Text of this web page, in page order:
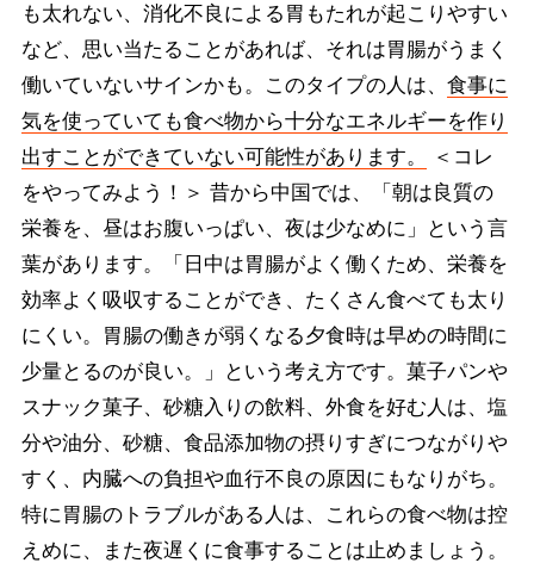
も太れない、消化不良による胃もたれが起こりやすい
など、思い当たることがあれば、それは胃腸がうまく
働いていないサインかも。このタイプの人は、 食事に
気を使っていても食べ物から十分なエネルギーを作り
出すことができていない可能性があります。
＜コレ
をやってみよう！＞ 昔から中国では、「朝は良質の
栄養を、昼はお腹いっぱい、夜は少なめに」という言
葉があります。「日中は胃腸がよく働くため、栄養を
効率よく吸収することができ、たくさん食べても太り
にくい。胃腸の働きが弱くなる夕食時は早めの時間に
少量とるのが良い。」という考え方です。菓子パンや
スナック菓子、砂糖入りの飲料、外食を好む人は、塩
分や油分、砂糖、食品添加物の摂りすぎにつながりや
すく、内臓への負担や血行不良の原因にもなりがち。
特に胃腸のトラブルがある人は、これらの食べ物は控
えめに、また夜遅くに食事することは止めましょう。